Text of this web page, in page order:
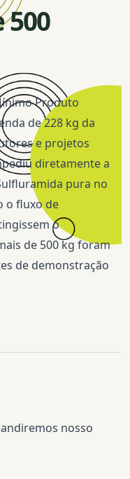
500
Produto
de 228 kg da
e projetos
diretamente a
pura no
o fluxo de
o
de 500 kg foram
de demonstração
nosso